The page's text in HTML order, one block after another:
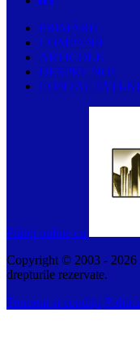
PRIMĂRII
COMPANII
ARTICOLE
DESPRE NOI
CONTACTAȚI-
Plătiți online cu
Copyright © 2003 - 2026
drepturile rezervate.
Termeni și condiții